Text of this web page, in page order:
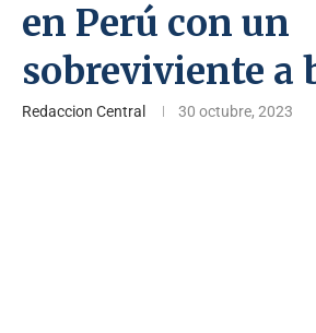
en Perú con un
sobreviviente a
Redaccion Central 30 octubre, 2023